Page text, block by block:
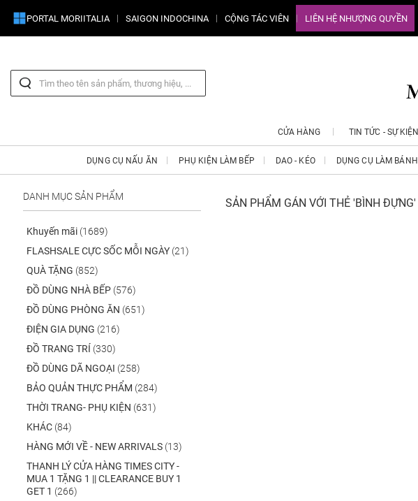
PORTAL MORIITALIA SAIGON INDOCHINA CỘNG TÁC VIÊN LIÊN HỆ NHƯỢNG QUYỀN
CỬA HÀNG TIN TỨC - SỰ KIỆN
DỤNG CỤ NẤU ĂN PHỤ KIỆN LÀM BẾP DAO - KÉO DỤNG CỤ LÀM BÁNH
DANH MỤC SẢN PHẨM
Khuyến mãi (1689)
FLASHSALE CỰC SỐC MỖI NGÀY (21)
QUÀ TẶNG (852)
ĐỒ DÙNG NHÀ BẾP (576)
ĐỒ DÙNG PHÒNG ĂN (651)
ĐIỆN GIA DỤNG (216)
ĐỒ TRANG TRÍ (330)
ĐỒ DÙNG DÃ NGOẠI (258)
BẢO QUẢN THỰC PHẨM (284)
THỜI TRANG- PHỤ KIỆN (631)
KHÁC (84)
HÀNG MỚI VỀ - NEW ARRIVALS (13)
THANH LÝ CỬA HÀNG TIMES CITY -
MUA 1 TẶNG 1 || CLEARANCE BUY 1
GET 1 (266)
SẢN PHẨM GÁN VỚI THẺ 'BÌNH ĐỰNG'